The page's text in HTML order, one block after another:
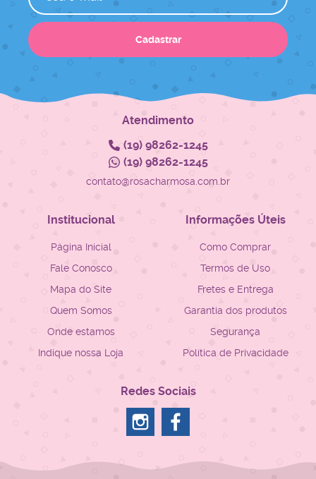
Cadastrar
Atendimento
(19)98262-1245
(19)98262-1245
contato@rosacharmosa.com.br
Institucional
Página Inicial
Fale Conosco
Mapa do Site
Quem Somos
Onde estamos
Indique nossa Loja
Informações Úteis
Como Comprar
Termos de Uso
Fretes e Entrega
Garantia dos produtos
Segurança
Política de Privacidade
Redes Sociais